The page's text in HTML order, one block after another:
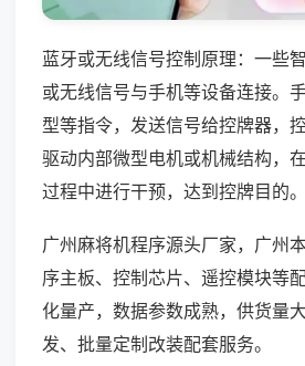
蓝牙或无线信号控制原理：一些
或无线信号与手机等设备连接。
型等指令，发送信号给控牌器，
驱动内部微型电机或机械结构，
过程中进行干预，达到控牌目的。
广州麻将机程序源头厂家，广州
序主板、控制芯片、遥控模块等
化量产，数据参数成熟，供货量
发、批量定制改装配套服务。